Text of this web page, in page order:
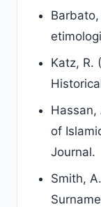
Katz, R.
Hassan,
of
Journal.
Smith,